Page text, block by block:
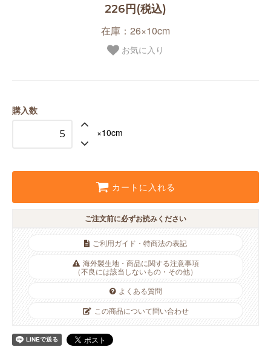
226円(税込)
在庫：26×10cm
お気に入り
購入数
×10cm
カートに入れる
ご注文前に必ずお読みください
ご利用ガイド・特商法の表記
海外製生地・商品に関する注意事項
（不良には該当しないもの・その他）
よくある質問
この商品について問い合わせ